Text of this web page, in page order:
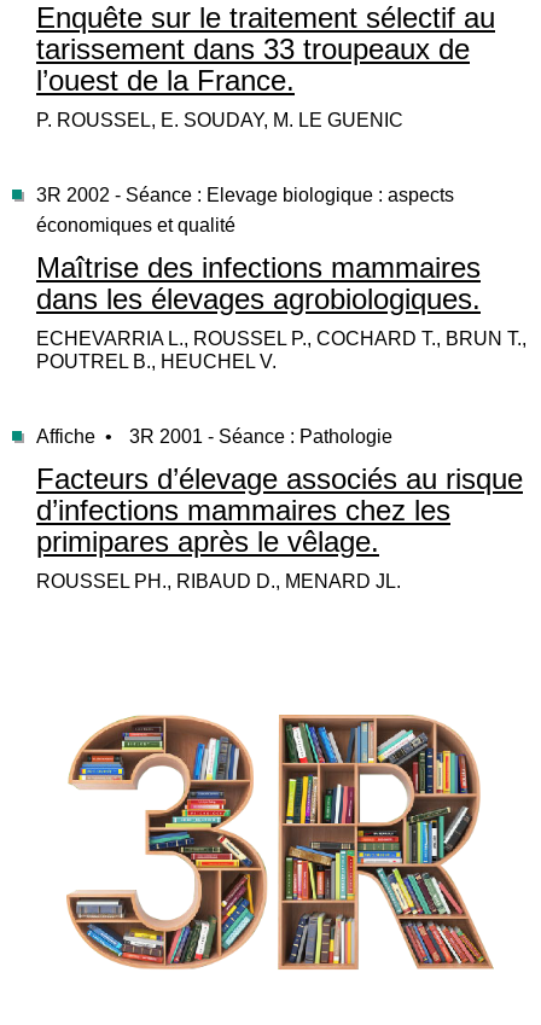
Enquête sur le traitement sélectif au
tarissement dans 33 troupeaux de
l’ouest de la France.
P. ROUSSEL, E. SOUDAY, M. LE GUENIC
3R 2002 - Séance : Elevage biologique : aspects
économiques et qualité
Maîtrise des infections mammaires
dans les élevages agrobiologiques.
ECHEVARRIA L., ROUSSEL P., COCHARD T., BRUN T.,
POUTREL B., HEUCHEL V.
Affiche • 3R 2001 - Séance : Pathologie
Facteurs d’élevage associés au risque
d’infections mammaires chez les
primipares après le vêlage.
ROUSSEL PH., RIBAUD D., MENARD JL.